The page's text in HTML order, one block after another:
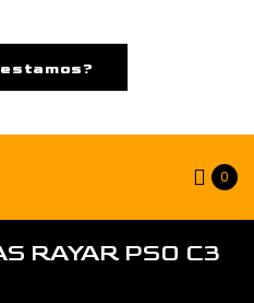
0
RAYAR PSO C3